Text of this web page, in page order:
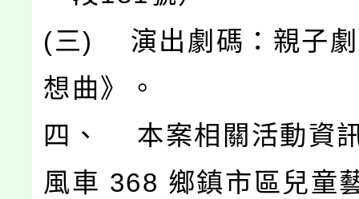
(三) 演出劇碼：親子劇
想曲》。
四、 本案相關活動資
風車 368 鄉鎮市區兒童